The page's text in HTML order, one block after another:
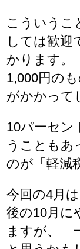
こういうこ
しては歓迎
かります。
1,000円の
がかかって
10パーセン
うこともあ
のが「軽減
今回の4月
後の10月に
ますが、「